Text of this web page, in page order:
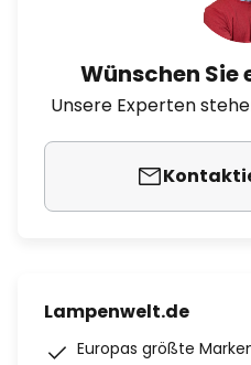
Wünschen Sie
Unsere Experten
Lampenwelt.de
Europas größte